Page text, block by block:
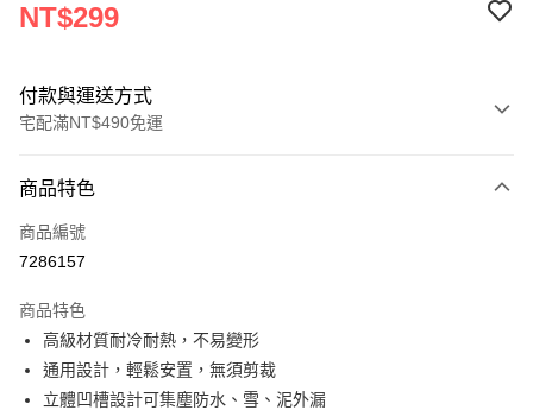
NT$299
付款與運送方式
宅配滿NT$490免運
信用卡一次付款
LINE Pay
街口支付
悠遊付
商品特色
商品編號
7286157
商品特色
高級材質耐冷耐熱，不易變形
通用設計，輕鬆安置，無須剪裁
立體凹槽設計可集塵防水、雪、泥外漏